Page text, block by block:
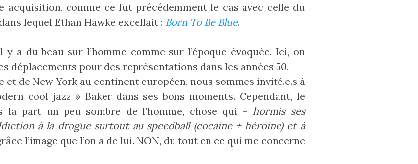
acquisition, comme ce fut précédemment le cas avec celle du
lequel Ethan Hawke excellait : Born To Be Blue.
y a du beau sur l’homme comme sur l’époque évoquée. Ici, on
déplacements pour des représentations dans les années 50.
et de New York au continent européen, nous sommes invité.e.s à
cool jazz » Baker dans ses bons moments. Cependant, le
la part un peu sombre de l’homme, chose qui – hormis ses
à la drogue surtout au speedball (cocaïne + héroïne) et à
l’image que l’on a de lui. NON, du tout en ce qui me concerne